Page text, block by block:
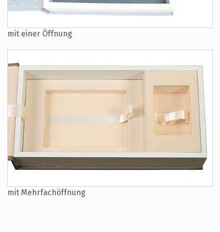
mit einer Öffnung
mit Mehrfachöffnung